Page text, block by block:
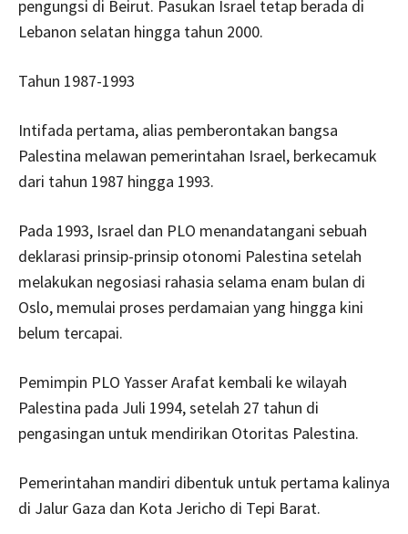
pengungsi di Beirut. Pasukan Israel tetap berada di
Lebanon selatan hingga tahun 2000.
Tahun 1987-1993
Intifada pertama, alias pemberontakan bangsa
Palestina melawan pemerintahan Israel, berkecamuk
dari tahun 1987 hingga 1993.
Pada 1993, Israel dan PLO menandatangani sebuah
deklarasi prinsip-prinsip otonomi Palestina setelah
melakukan negosiasi rahasia selama enam bulan di
Oslo, memulai proses perdamaian yang hingga kini
belum tercapai.
Pemimpin PLO Yasser Arafat kembali ke wilayah
Palestina pada Juli 1994, setelah 27 tahun di
pengasingan untuk mendirikan Otoritas Palestina.
Pemerintahan mandiri dibentuk untuk pertama kalinya
di Jalur Gaza dan Kota Jericho di Tepi Barat.